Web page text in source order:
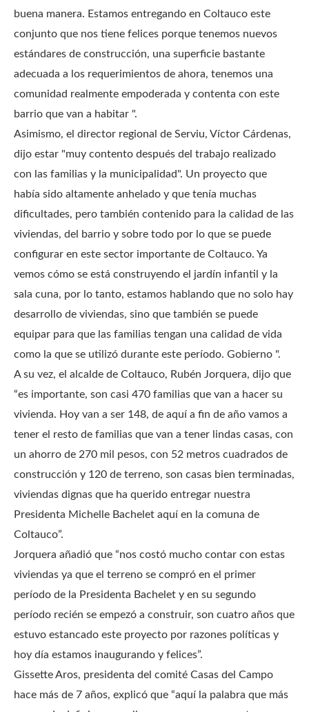
buena manera. Estamos entregando en Coltauco este
conjunto que nos tiene felices porque tenemos nuevos
estándares de construcción, una superficie bastante
adecuada a los requerimientos de ahora, tenemos una
comunidad realmente empoderada y contenta con este
barrio que van a habitar ".
Asimismo, el director regional de Serviu, Víctor Cárdenas,
dijo estar "muy contento después del trabajo realizado
con las familias y la municipalidad". Un proyecto que
había sido altamente anhelado y que tenía muchas
dificultades, pero también contenido para la calidad de las
viviendas, del barrio y sobre todo por lo que se puede
configurar en este sector importante de Coltauco. Ya
vemos cómo se está construyendo el jardín infantil y la
sala cuna, por lo tanto, estamos hablando que no solo hay
desarrollo de viviendas, sino que también se puede
equipar para que las familias tengan una calidad de vida
como la que se utilizó durante este período. Gobierno ".
A su vez, el alcalde de Coltauco, Rubén Jorquera, dijo que
“es importante, son casi 470 familias que van a hacer su
vivienda. Hoy van a ser 148, de aquí a fin de año vamos a
tener el resto de familias que van a tener lindas casas, con
un ahorro de 270 mil pesos, con 52 metros cuadrados de
construcción y 120 de terreno, son casas bien terminadas,
viviendas dignas que ha querido entregar nuestra
Presidenta Michelle Bachelet aquí en la comuna de
Coltauco”.
Jorquera añadió que “nos costó mucho contar con estas
viviendas ya que el terreno se compró en el primer
período de la Presidenta Bachelet y en su segundo
período recién se empezó a construir, son cuatro años que
estuvo estancado este proyecto por razones políticas y
hoy día estamos inaugurando y felices”.
Gissette Aros, presidenta del comité Casas del Campo
hace más de 7 años, explicó que “aquí la palabra que más